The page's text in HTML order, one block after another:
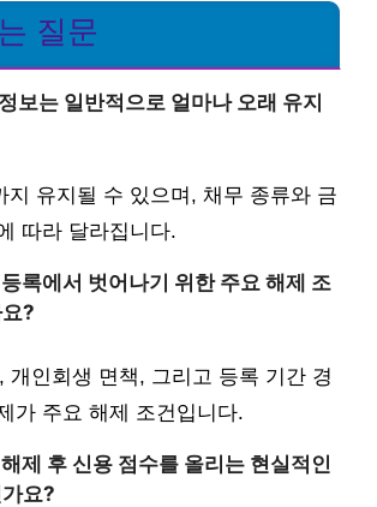
질문
보는 일반적으로 얼마나 오래 유지
지 유지될 수 있으며, 채무 종류와 금
따라 달라집니다.
록에서 벗어나기 위한 주요 해제 조
?
개인회생 면책, 그리고 등록 기간 경
가 주요 해제 조건입니다.
제 후 신용 점수를 올리는 현실적인
요?